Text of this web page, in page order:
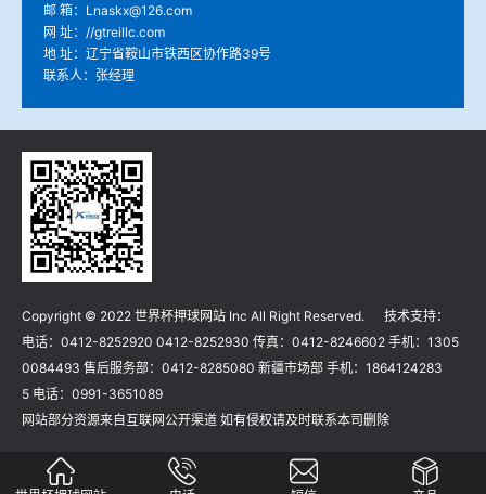
邮 箱：Lnaskx@126.com
网 址：//gtreillc.com
地 址：辽宁省鞍山市铁西区协作路39号
联系人：张经理
Copyright © 2022 世界杯押球网站 Inc All Right Reserved. 技术支持：
电话：0412-8252920 0412-8252930 传真：0412-8246602 手机：1305
0084493 售后服务部：0412-8285080 新疆市场部 手机：1864124283
5 电话：0991-3651089
网站部分资源来自互联网公开渠道 如有侵权请及时联系本司删除